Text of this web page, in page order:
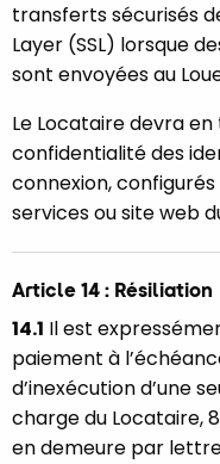
transferts sécurisés
Layer (SSL) lorsque
sont envoyées au
Le Locataire devra
confidentialité des
connexion,
services ou site web
Article 14 : Résiliation
14.1 Il est
paiement à
d’inexécution d’une
charge du Locataire,
en demeure par